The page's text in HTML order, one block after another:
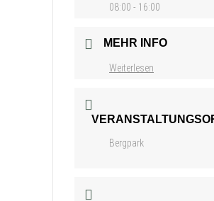
08:00 - 16:00
MEHR INFO
Weiterlesen
Bergpark